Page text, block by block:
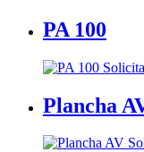
PA 100
Plancha